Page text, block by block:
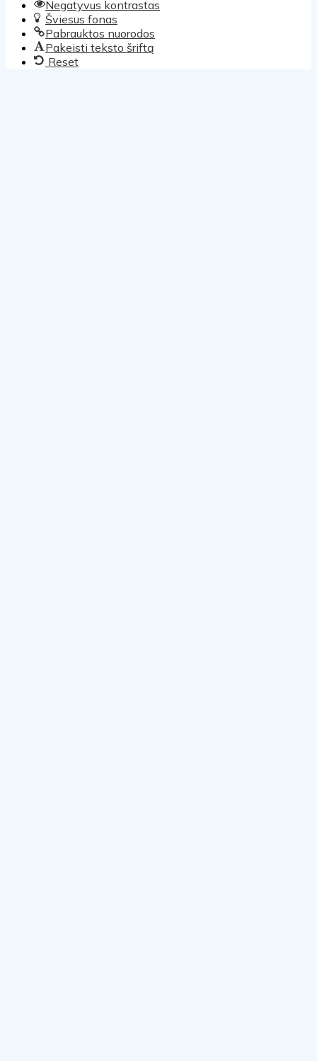
Negatyvus kontrastas
Šviesus fonas
Pabrauktos nuorodos
Pakeisti teksto šriftą
Reset